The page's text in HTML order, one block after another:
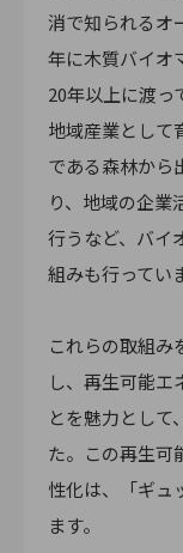
消で知られるオ
年に木質バイオ
20年以上に渡っ
地域産業として
である森林から
り、地域の企業
行うなど、バイ
組みも行ってい
これらの取組み
し、再生可能エ
とを魅力として
た。この再生可
性化は、「ギュ
ます。